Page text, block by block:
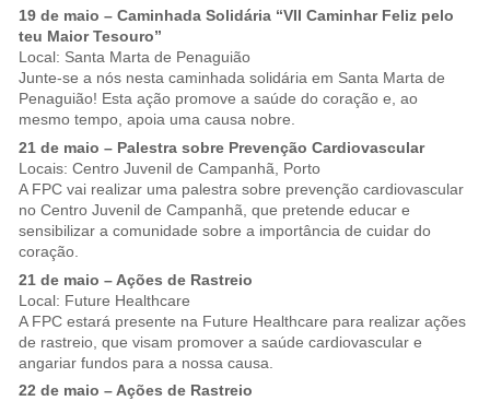
19 de maio – Caminhada Solidária “VII Caminhar Feliz pelo
teu Maior Tesouro”
Local: Santa Marta de Penaguião
Junte-se a nós nesta caminhada solidária em Santa Marta de
Penaguião! Esta ação promove a saúde do coração e, ao
mesmo tempo, apoia uma causa nobre.
21 de maio – Palestra sobre Prevenção Cardiovascular
Locais: Centro Juvenil de Campanhã, Porto
A FPC vai realizar uma palestra sobre prevenção cardiovascular
no Centro Juvenil de Campanhã, que pretende educar e
sensibilizar a comunidade sobre a importância de cuidar do
coração.
21 de maio – Ações de Rastreio
Local: Future Healthcare
A FPC estará presente na Future Healthcare para realizar ações
de rastreio, que visam promover a saúde cardiovascular e
angariar fundos para a nossa causa.
22 de maio – Ações de Rastreio